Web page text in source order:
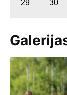
29 30